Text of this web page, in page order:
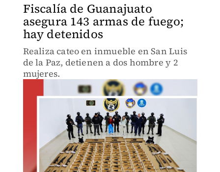
Fiscalía de Guanajuato
asegura 143 armas de fuego;
hay detenidos
Realiza cateo en inmueble en San Luis
de la Paz, detienen a dos hombre y 2
mujeres.